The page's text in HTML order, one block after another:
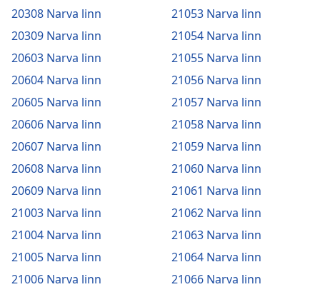
20308 Narva linn
20309 Narva linn
20603 Narva linn
20604 Narva linn
20605 Narva linn
20606 Narva linn
20607 Narva linn
20608 Narva linn
20609 Narva linn
21003 Narva linn
21004 Narva linn
21005 Narva linn
21006 Narva linn
21053 Narva linn
21054 Narva linn
21055 Narva linn
21056 Narva linn
21057 Narva linn
21058 Narva linn
21059 Narva linn
21060 Narva linn
21061 Narva linn
21062 Narva linn
21063 Narva linn
21064 Narva linn
21066 Narva linn